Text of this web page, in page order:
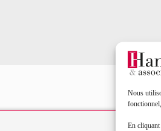
Nous
En cliquant